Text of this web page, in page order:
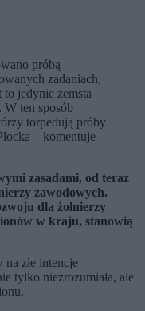
próbą
zadaniach,
jedynie zemsta
ten sposób
torpedują próby
– komentuje
zasadami, od teraz
zawodowych.
dla żołnierzy
w kraju, stanowią
złe intencje
tylko niezrozumiała, ale